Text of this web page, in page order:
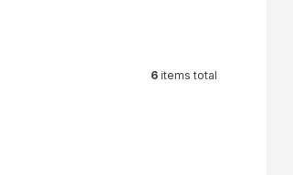
6 items total